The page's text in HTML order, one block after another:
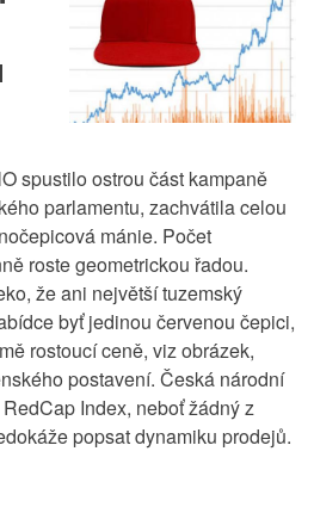
spustilo ostrou část kampaně
parlamentu, zachvátila celou
mánie. Počet
roste geometrickou řadou.
že ani největší tuzemský
byť jedinou červenou čepici,
rostoucí ceně, viz obrázek,
postavení. Česká národní
Index, neboť žádný z
popsat dynamiku prodejů.